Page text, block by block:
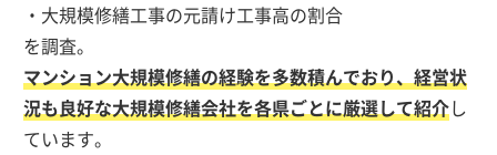
・大規模修繕工事の元請け工事高の割合
を調査。
マンション大規模修繕の経験を多数積んでおり、経営状
況も良好な大規模修繕会社を各県ごとに厳選して紹介し
ています。